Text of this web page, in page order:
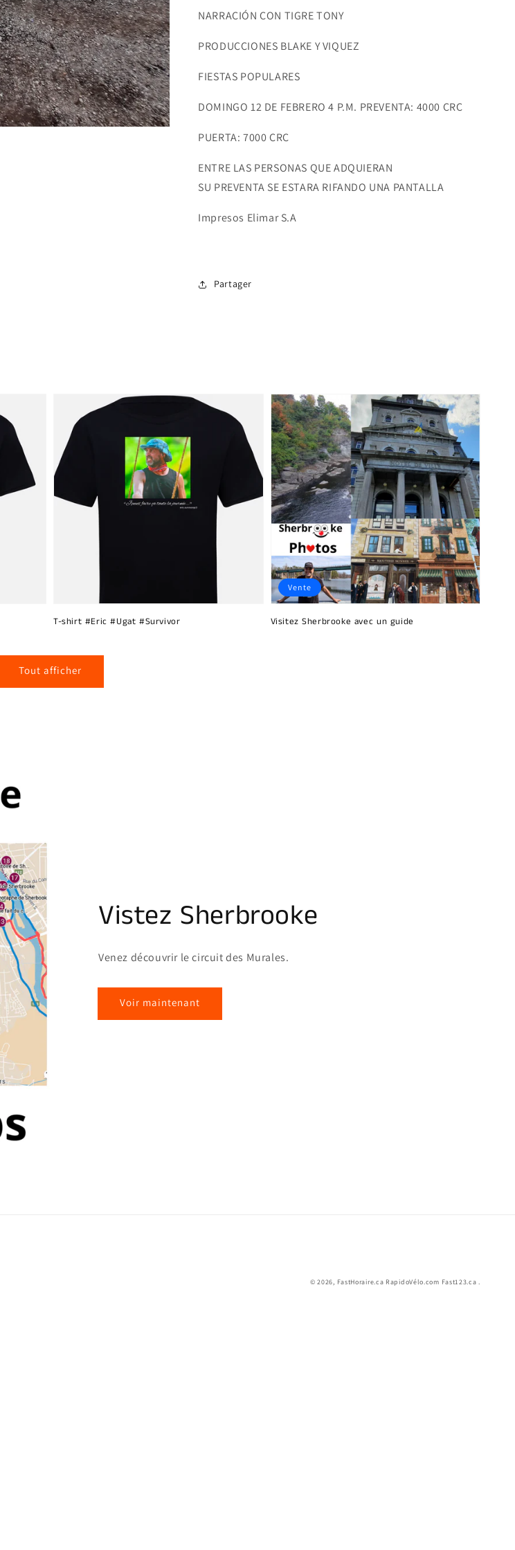
NARRACIÓN CON TIGRE TONY
PRODUCCIONES BLAKE Y VIQUEZ
FIESTAS POPULARES
DOMINGO 12 DE FEBRERO 4 P.M. PREVENTA: 4000 CRC
PUERTA: 7000 CRC
ENTRE LAS PERSONAS QUE ADQUIERAN
SU PREVENTA SE ESTARA RIFANDO UNA PANTALLA
Impresos Elimar S.A
Partager
T-shirt #Eric #Ugat #Survivor Visitez Sherbrooke avec un guide
Vente
Tout afficher
Vistez Sherbrooke
Venez découvrir le circuit des Murales.
Voir maintenant
© 2026, FastHoraire.ca RapidoVélo.com Fast123.ca .